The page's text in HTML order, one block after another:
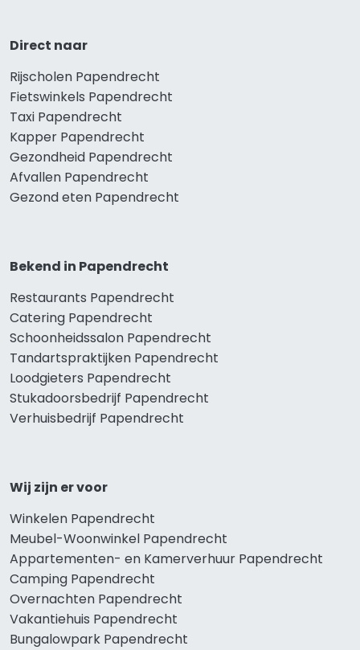
Direct naar
Rijscholen Papendrecht
Fietswinkels Papendrecht
Taxi Papendrecht
Kapper Papendrecht
Gezondheid Papendrecht
Afvallen Papendrecht
Gezond eten Papendrecht
Bekend in Papendrecht
Restaurants Papendrecht
Catering Papendrecht
Schoonheidssalon Papendrecht
Tandartspraktijken Papendrecht
Loodgieters Papendrecht
Stukadoorsbedrijf Papendrecht
Verhuisbedrijf Papendrecht
Wij zijn er voor
Winkelen Papendrecht
Meubel-Woonwinkel Papendrecht
Appartementen- en Kamerverhuur Papendrecht
Camping Papendrecht
Overnachten Papendrecht
Vakantiehuis Papendrecht
Bungalowpark Papendrecht